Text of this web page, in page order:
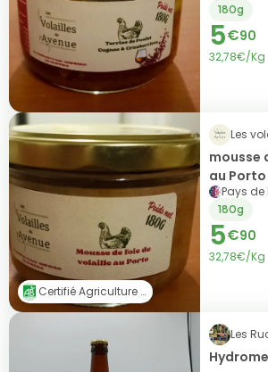
180g
5€90
32,78€/Kg
Certifié Agriculture Biologique (AB)
Les
mousse
au Porto
Pays de
180g
5€90
32,78€/Kg